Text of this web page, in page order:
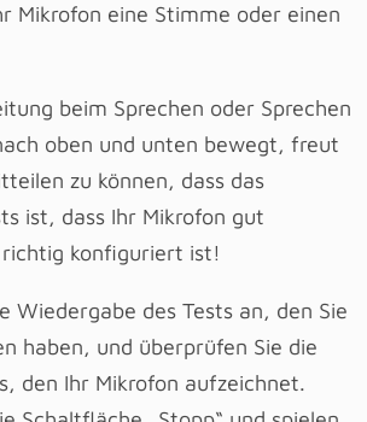
Mikrofon eine Stimme oder einen
beim Sprechen oder Sprechen
oben und unten bewegt, freut
zu können, dass das
ist, dass Ihr Mikrofon gut
konfiguriert ist!
Wiedergabe des Tests an, den Sie
haben, und überprüfen Sie die
den Ihr Mikrofon aufzeichnet.